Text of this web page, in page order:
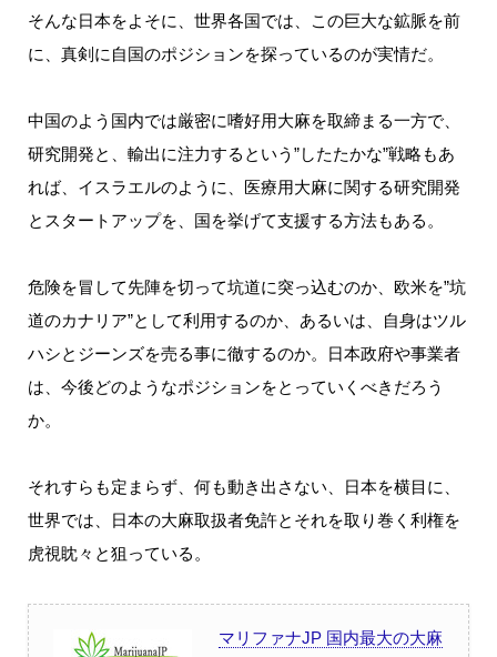
そんな日本をよそに、世界各国では、この巨大な鉱脈を前
に、真剣に自国のポジションを探っているのが実情だ。
中国のよう国内では厳密に嗜好用大麻を取締まる一方で、
研究開発と、輸出に注力するという”したたかな”戦略もあ
れば、イスラエルのように、医療用大麻に関する研究開発
とスタートアップを、国を挙げて支援する方法もある。
危険を冒して先陣を切って坑道に突っ込むのか、欧米を”坑
道のカナリア”として利用するのか、あるいは、自身はツル
ハシとジーンズを売る事に徹するのか。日本政府や事業者
は、今後どのようなポジションをとっていくべきだろう
か。
それすらも定まらず、何も動き出さない、日本を横目に、
世界では、日本の大麻取扱者免許とそれを取り巻く利権を
虎視眈々と狙っている。
マリファナJP 国内最大の大麻